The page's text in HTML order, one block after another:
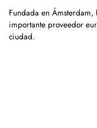
Fundada en
importante proveedor
ciudad.